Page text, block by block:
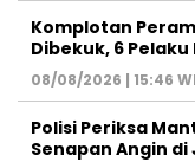
Komplotan
Dibekuk, 6
08/08/2026 | 15:46
Polisi Periksa
Senapan Angin di